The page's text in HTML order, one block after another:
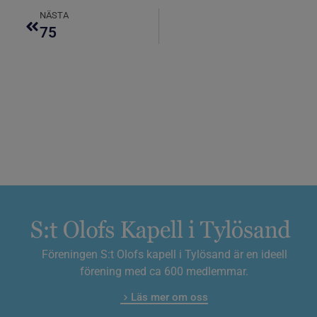
NÄSTA
75
Föreningen S:t Olofs kapell i Tylösand är en ideell
förening med ca 600 medlemmar.
Läs mer om oss